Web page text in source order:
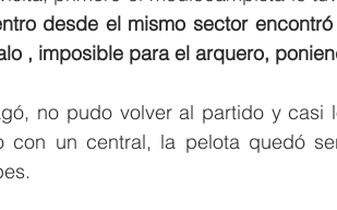
desde el mismo sector
, imposible para el arquero,
no pudo volver al partido y casi
con un central, la pelota quedó